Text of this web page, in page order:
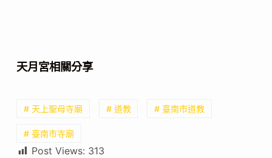
天月宮相關分享
# 天上聖母寺廟 # 道教 # 臺南市道教
# 臺南市寺廟
Post Views: 313